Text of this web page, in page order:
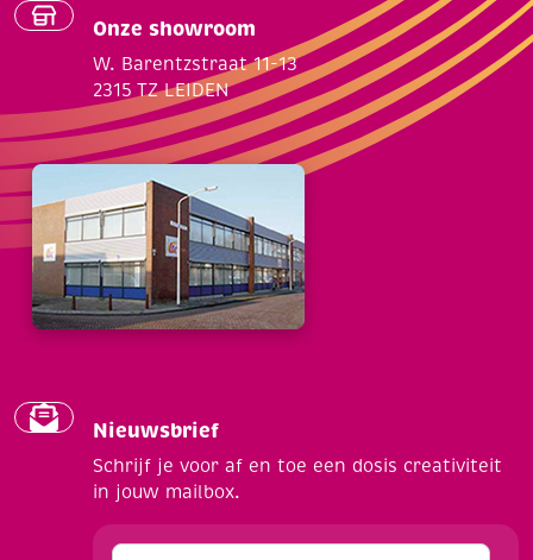
Onze showroom
W. Barentzstraat 11-13
2315 TZ LEIDEN
Nieuwsbrief
Schrijf je voor af en toe een dosis creativiteit
in jouw mailbox.